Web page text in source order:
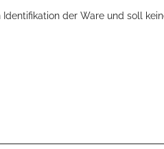
der Ware und soll